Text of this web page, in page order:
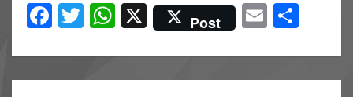
F
ce
T
tt
W
at
X Post
E
ail ar